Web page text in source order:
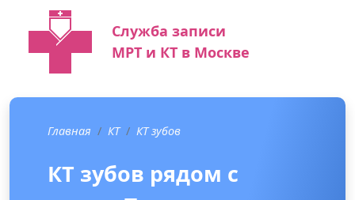
Служба записи
МРТ и КТ в Москве
Главная КТ КТ зубов
КТ зубов рядом с